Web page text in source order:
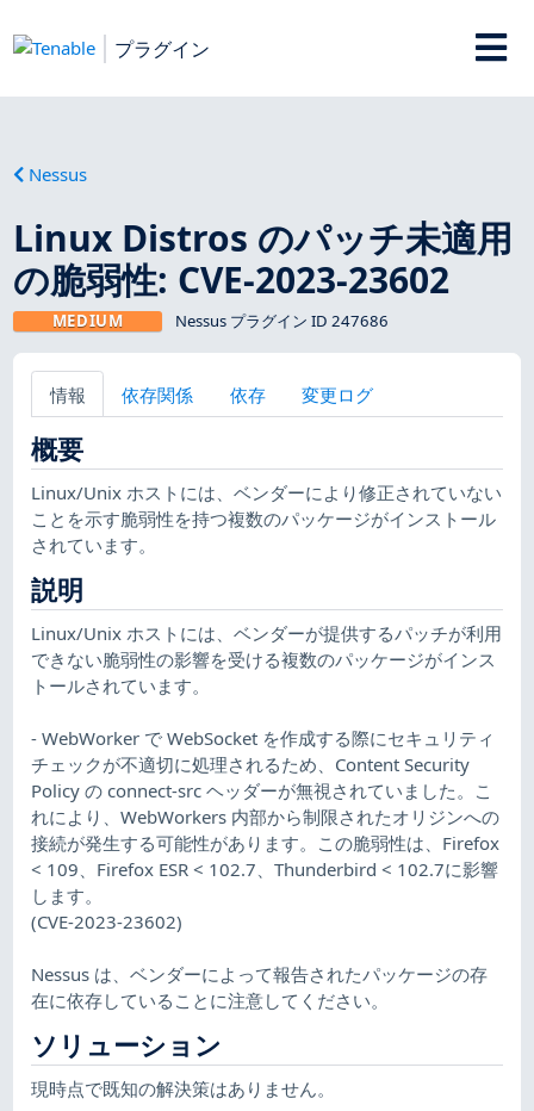
プラグイン
Nessus
Linux Distros のパッチ未適用
の脆弱性: CVE-2023-23602
MEDIUM Nessus プラグイン ID 247686
情報 依存関係 依存 変更ログ
概要
Linux/Unix ホストには、ベンダーにより修正されていない
ことを示す脆弱性を持つ複数のパッケージがインストール
されています。
説明
Linux/Unix ホストには、ベンダーが提供するパッチが利用
できない脆弱性の影響を受ける複数のパッケージがインス
トールされています。
- WebWorker で WebSocket を作成する際にセキュリティ
チェックが不適切に処理されるため、Content Security
Policy の connect-src ヘッダーが無視されていました。こ
れにより、WebWorkers 内部から制限されたオリジンへの
接続が発生する可能性があります。この脆弱性は、Firefox
< 109、Firefox ESR < 102.7、Thunderbird < 102.7に影響
します。
(CVE-2023-23602)
Nessus は、ベンダーによって報告されたパッケージの存
在に依存していることに注意してください。
ソリューション
現時点で既知の解決策はありません。